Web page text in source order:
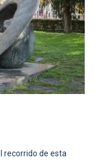
recorrido de esta